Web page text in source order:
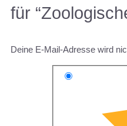
für
Deine E-Mail-Adresse wird